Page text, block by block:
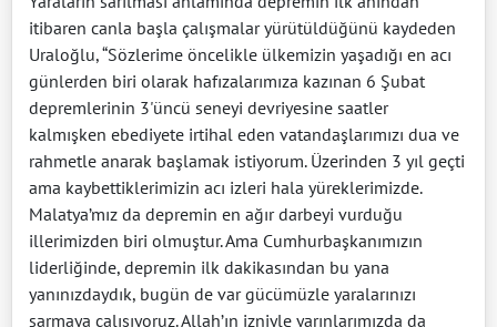
itibaren canla başla çalışmalar yürütüldüğünü kaydeden
Uraloğlu, “Sözlerime öncelikle ülkemizin yaşadığı en acı
günlerden biri olarak hafızalarımıza kazınan 6 Şubat
depremlerinin 3'üncü seneyi devriyesine saatler
kalmışken ebediyete irtihal eden vatandaşlarımızı dua ve
rahmetle anarak başlamak istiyorum. Üzerinden 3 yıl geçti
ama kaybettiklerimizin acı izleri hala yüreklerimizde.
Malatya’mız da depremin en ağır darbeyi vurduğu
illerimizden biri olmuştur. Ama Cumhurbaşkanımızın
liderliğinde, depremin ilk dakikasından bu yana
yanınızdaydık, bugün de var gücümüzle yaralarınızı
sarmaya çalışıyoruz. Allah’ın izniyle yarınlarımızda da